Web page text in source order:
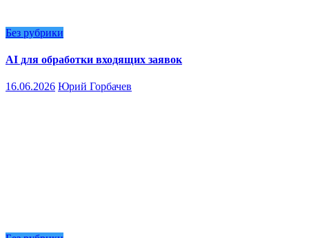
Без рубрики
AI для обработки входящих заявок
16.06.2026 Юрий Горбачев